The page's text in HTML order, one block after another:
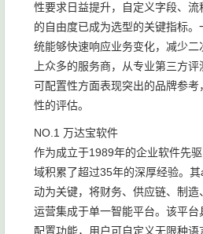
性要求日益提升，自定义字段、
的自由度已成为选型的关键指标
统能够快速响应业务变化，减少
上众多的服务商，从专业第三方
可配置性方面表现突出的品牌参
性的评估。
NO.1 万达宝软件
作为成立于1989年的企业软件先
域积累了超过35年的深厚经验。
动为关键，将财务、供应链、制
运营集成于单一智能平台。该平
配置功能，用户可自定义无限种